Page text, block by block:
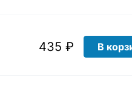
435 ₽ В